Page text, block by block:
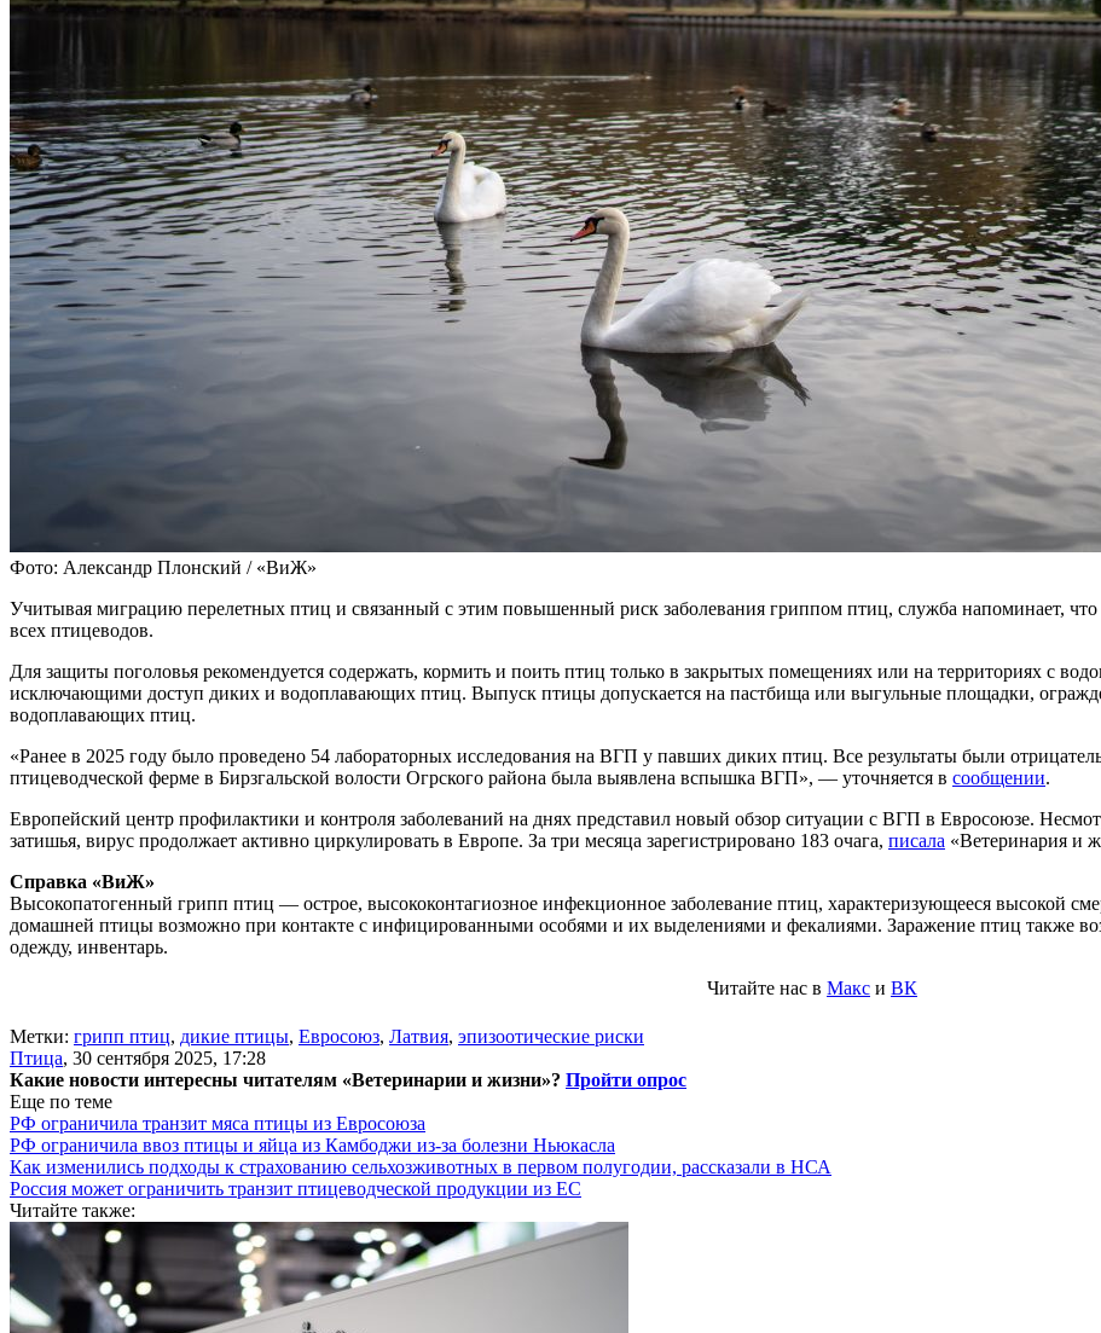
Фото: Александр Плонский / «ВиЖ»
Учитывая миграцию перелетных птиц и связанный с этим повышенный риск заболевания гриппом птиц, служба напоминает, что
всех птицеводов.
Для защиты поголовья рекомендуется содержать, кормить и поить птиц только в закрытых помещениях или на территориях с
исключающими доступ диких и водоплавающих птиц. Выпуск птицы допускается на пастбища или выгульные площадки,
водоплавающих птиц.
«Ранее в 2025 году было проведено 54 лабораторных исследования на ВГП у павших диких птиц. Все результаты были
птицеводческой ферме в Бирзгальской волости Огрского района была выявлена ​​вспышка ВГП», — уточняется в сообщении.
Европейский центр профилактики и контроля заболеваний на днях представил новый обзор ситуации с ВГП в Евросоюзе.
затишья, вирус продолжает активно циркулировать в Европе. За три месяца зарегистрировано 183 очага, писала «Ветеринария и
Справка «ВиЖ»
Высокопатогенный грипп птиц — острое, высококонтагиозное инфекционное заболевание птиц, характеризующееся высокой
домашней птицы возможно при контакте с инфицированными особями и их выделениями и фекалиями. Заражение птиц также
одежду, инвентарь.
Читайте нас в Макс и ВК
Метки: грипп птиц, дикие птицы, Евросоюз, Латвия, эпизоотические риски
Птица, 30 сентября 2025, 17:28
Какие новости интересны читателям «Ветеринарии и жизни»? Пройти опрос
Еще по теме
РФ ограничила транзит мяса птицы из Евросоюза
РФ ограничила ввоз птицы и яйца из Камбоджи из-за болезни Ньюкасла
Как изменились подходы к страхованию сельхозживотных в первом полугодии, рассказали в НСА
Россия может ограничить транзит птицеводческой продукции из ЕС
Читайте также: